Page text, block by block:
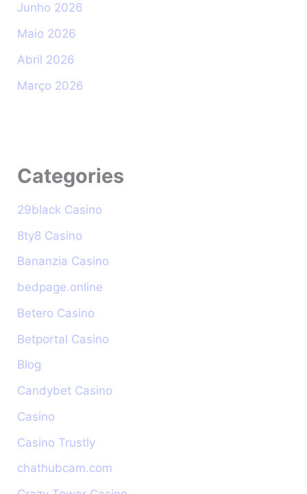
Junho 2026
Maio 2026
Abril 2026
Março 2026
Categories
29black Casino
8ty8 Casino
Bananzia Casino
bedpage.online
Betero Casino
Betportal Casino
Blog
Candybet Casino
Casino
Casino Trustly
chathubcam.com